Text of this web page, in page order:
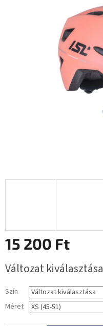
15 200 Ft
Változat kiválasztása
Szín
Méret